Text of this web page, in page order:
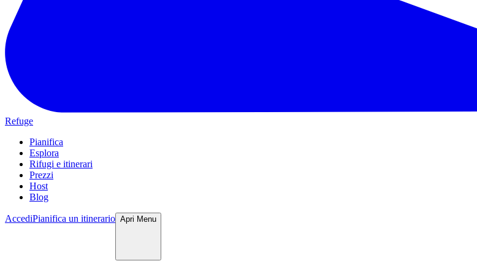
Refuge
Pianifica
Esplora
Rifugi e itinerari
Prezzi
Host
Blog
AccediPianifica un itinerario Apri Menu